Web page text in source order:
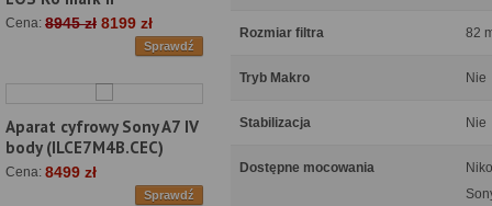
Cena: 8945 zł 8199 zł
Sprawdź
Aparat cyfrowy Sony A7 IV
body (ILCE7M4B.CEC)
Cena: 8499 zł
Sprawdź
Rozmiar filtra 82
Tryb Makro Nie
Stabilizacja Nie
Dostępne mocowania